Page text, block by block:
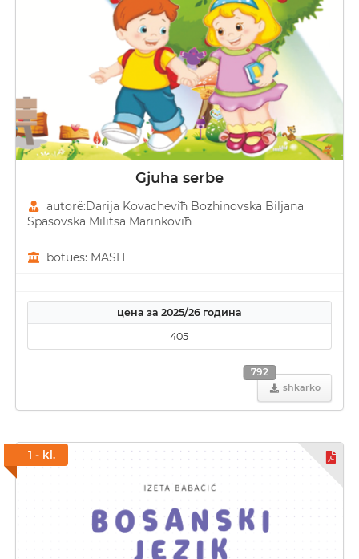
Gjuha serbe
autorë:Darija Kovacheviћ Bozhinovska Biljana
Spasovska Militsa Marinkoviћ
botues: MASH
цена за 2025/26 година
405
shkarko
792
1 - kl.